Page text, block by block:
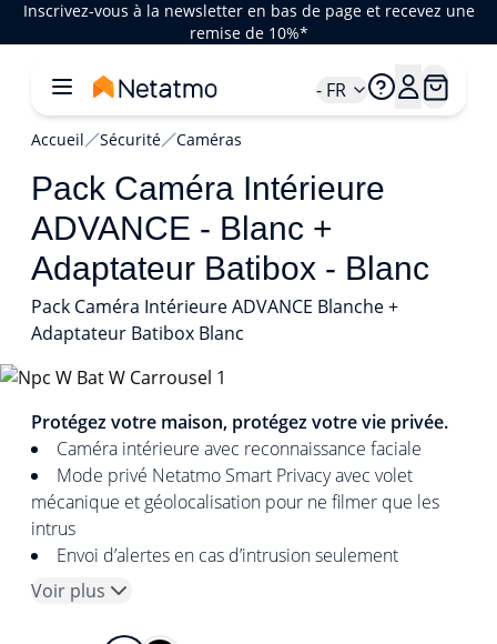
Inscrivez-vous à la newsletter en bas de page et recevez une
remise de 10%*
- FR
Accueil Sécurité Caméras
Pack Caméra Intérieure
ADVANCE - Blanc +
Adaptateur Batibox - Blanc
Pack Caméra Intérieure ADVANCE Blanche +
Adaptateur Batibox Blanc
Protégez votre maison, protégez votre vie privée.
Caméra intérieure avec reconnaissance faciale
Mode privé Netatmo Smart Privacy avec volet
mécanique et géolocalisation pour ne filmer que les
intrus
Envoi d’alertes en cas d’intrusion seulement
Voir plus